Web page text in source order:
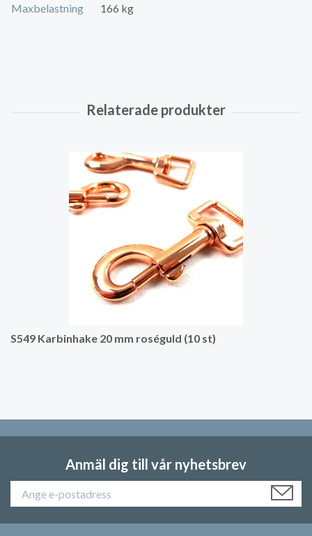
Maxbelastning
166 kg
S549 Karbinhake 20 mm roséguld (10 st)
Anmäl dig till vår nyhetsbrev